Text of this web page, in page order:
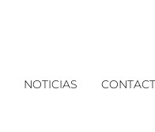
NOTICIAS